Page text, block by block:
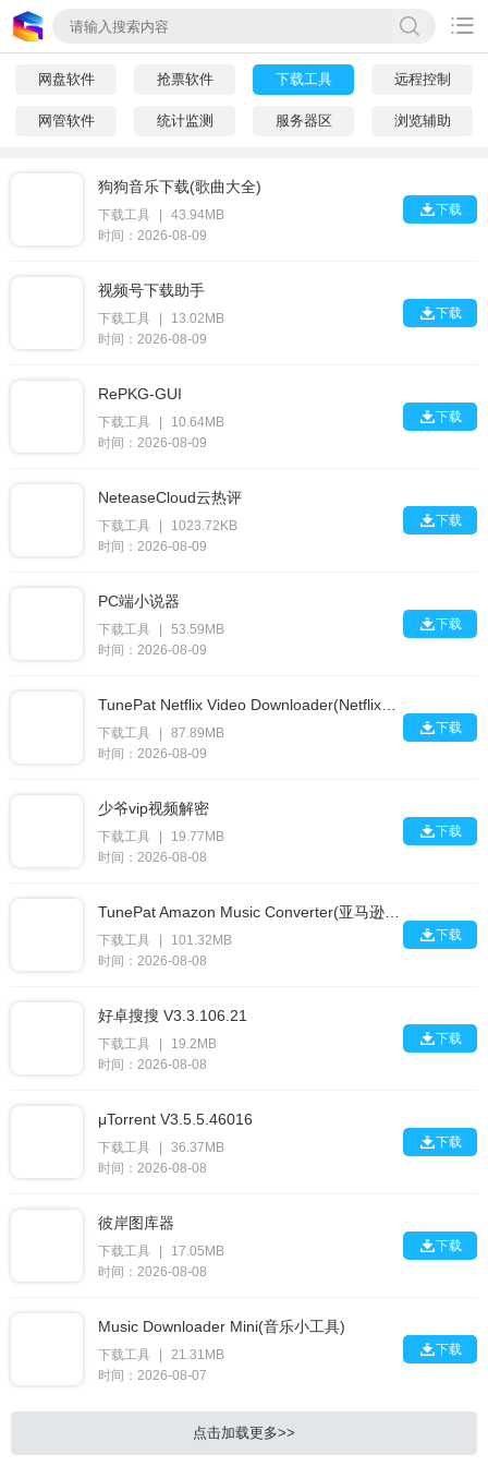

网盘软件 抢票软件 下载工具 远程控制
网管软件 统计监测 服务器区 浏览辅助
狗狗音乐下载(歌曲大全)
下载工具
43.94MB
时间：2026-08-09
下载
视频号下载助手
下载工具
13.02MB
时间：2026-08-09
下载
RePKG-GUI
下载工具
10.64MB
时间：2026-08-09
下载
NeteaseCloud云热评
下载工具
1023.72KB
时间：2026-08-09
下载
PC端小说器
下载工具
53.59MB
时间：2026-08-09
下载
下载工具
87.89MB
时间：2026-08-09
下载
少爷vip视频解密
下载工具
19.77MB
时间：2026-08-08
下载
下载工具
101.32MB
时间：2026-08-08
下载
好卓搜搜 V3.3.106.21
下载工具
19.2MB
时间：2026-08-08
下载
μTorrent V3.5.5.46016
下载工具
36.37MB
时间：2026-08-08
下载
彼岸图库器
下载工具
17.05MB
时间：2026-08-08
下载
Music Downloader Mini(音乐小工具)
下载工具
21.31MB
时间：2026-08-07
下载
点击加载更多>>